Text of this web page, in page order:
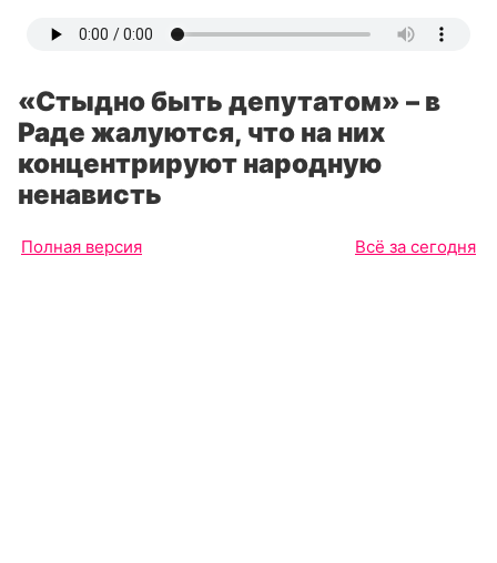
«Стыдно быть депутатом» – в
Раде жалуются, что на них
концентрируют народную
ненависть
Полная версия Всё за сегодня